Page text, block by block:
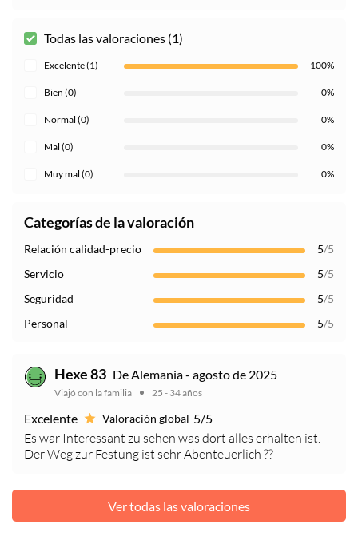
Todas las valoraciones (1)
Excelente (1) 100%
Bien (0) 0%
Normal (0) 0%
Mal (0) 0%
Muy mal (0) 0%
Categorías de la valoración
Relación calidad-precio 5/5
Servicio
5/5
Seguridad
5/5
Personal
5/5
Hexe 83 De Alemania - agosto de 2025
Viajó con la familia 25 - 34 años
Excelente Valoración global 5/5
Es war Interessant zu sehen was dort alles erhalten ist.
Der Weg zur Festung ist sehr Abenteuerlich ??
Ver todas las valoraciones